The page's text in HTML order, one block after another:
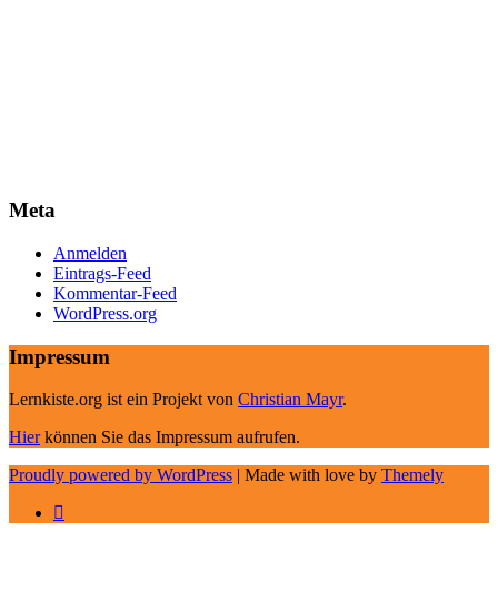
Meta
Anmelden
Eintrags-Feed
Kommentar-Feed
WordPress.org
Impressum
Lernkiste.org ist ein Projekt von Christian Mayr.
Hierkönnen Sie das Impressum aufrufen.
Proudly powered by WordPress | Made with love by Themely